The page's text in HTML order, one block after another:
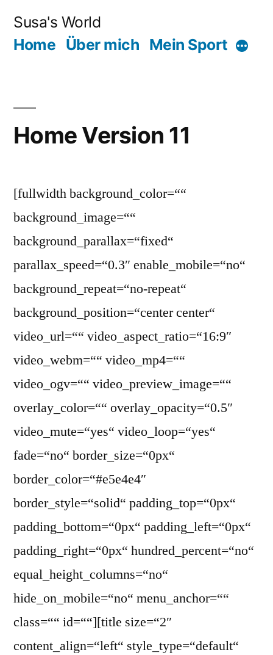
Inhalt
Susa's World
Home Über mich Mein Sport Mehr
Home Version 11
[fullwidth background_color=““
background_image=““
background_parallax=“fixed“
parallax_speed=“0.3″ enable_mobile=“no“
background_repeat=“no-repeat“
background_position=“center center“
video_url=““ video_aspect_ratio=“16:9″
video_webm=““ video_mp4=““
video_ogv=““ video_preview_image=““
overlay_color=““ overlay_opacity=“0.5″
video_mute=“yes“ video_loop=“yes“
fade=“no“ border_size=“0px“
border_color=“#e5e4e4″
border_style=“solid“ padding_top=“0px“
padding_bottom=“0px“ padding_left=“0px“
padding_right=“0px“ hundred_percent=“no“
equal_height_columns=“no“
hide_on_mobile=“no“ menu_anchor=““
class=““ id=““][title size=“2″
content_align=“left“ style_type=“default“